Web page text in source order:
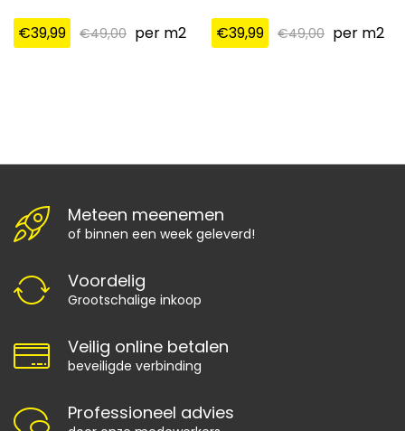
€39,99 €49,00 per m2 €39,99 €49,00 per m2
Meteen meenemen
of binnen een week geleverd!
Voordelig
Grootschalige inkoop
Veilig online betalen
beveiligde verbinding
Professioneel advies